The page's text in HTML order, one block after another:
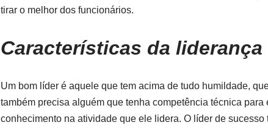
tirar o melhor dos funcionários.
Características da liderança
Um bom líder é aquele que tem acima de tudo humildade,
também precisa alguém que tenha competência técnica
conhecimento na atividade que ele lidera. O líder de